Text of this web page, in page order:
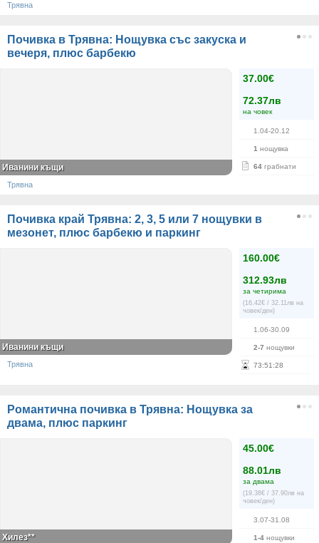
Трявна
Почивка в Трявна: Нощувка със закуска и
вечеря, плюс барбекю
37.00€
72.37лв
на човек
1.04-20.12
1 нощувка
64 грабнати
Иванини къщи
Трявна
Почивка край Трявна: 2, 3, 5 или 7 нощувки в
мезонет, плюс барбекю и паркинг
160.00€
312.93лв
за четирима
(16.42€ / 32.11лв на
човек/ден)
1.06-30.09
2-7 нощувки
73:51 :27
Иванини къщи
Трявна
Романтична почивка в Трявна: Нощувка за
двама, плюс паркинг
45.00€
88.01лв
за двама
(19.38€ / 37.90лв на
човек/ден)
3.07-31.08
1-4 нощувки
Хилез**